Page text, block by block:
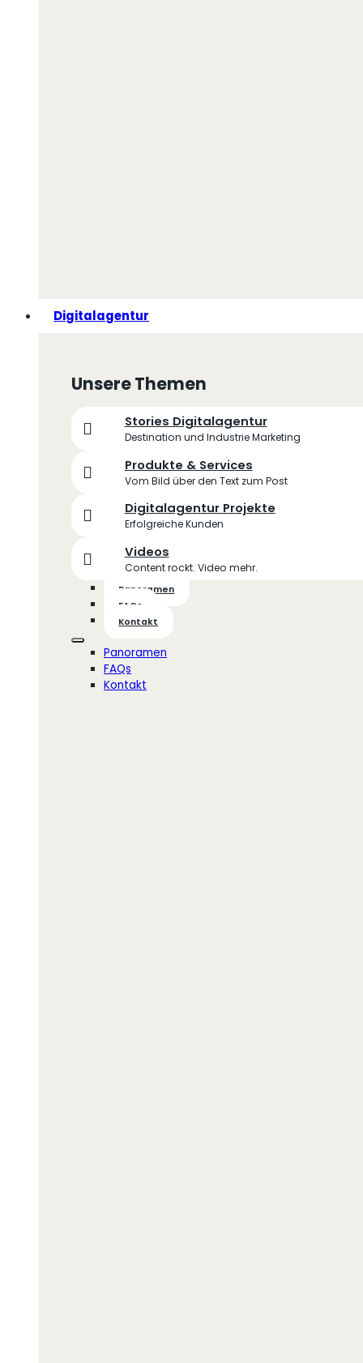
Digitalagentur
Unsere Themen
Stories Digitalagentur
Destination und Industrie Marketing
Produkte & Services
Vom Bild über den Text zum Post
Digitalagentur Projekte
Erfolgreiche Kunden
Videos
Content rockt. Video mehr.
Panoramen
FAQs
Kontakt
Panoramen
FAQs
Kontakt